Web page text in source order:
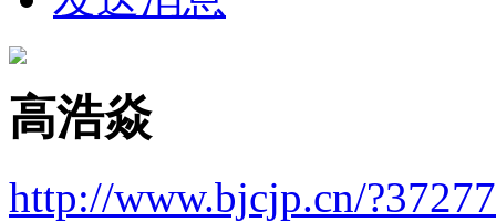
高浩焱
http://www.bjcjp.cn/